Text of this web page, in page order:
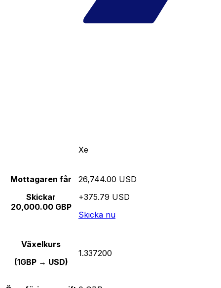
Xe
Mottagaren får
Skickar
20,000.00 GBP
26,744.00 USD
+375.79 USD
Skicka nu
Växelkurs
(1GBP → USD)
1.337200